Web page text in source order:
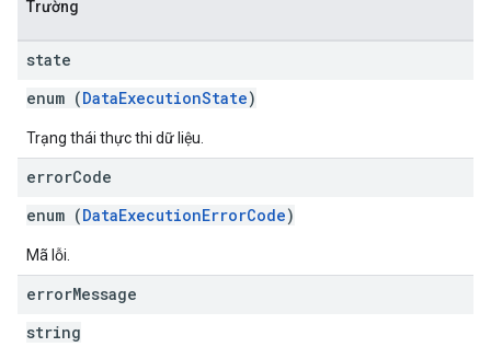
Trường
state
enum (DataExecutionState)
Trạng thái thực thi dữ liệu.
errorCode
enum (DataExecutionErrorCode)
Mã lỗi.
errorMessage
string